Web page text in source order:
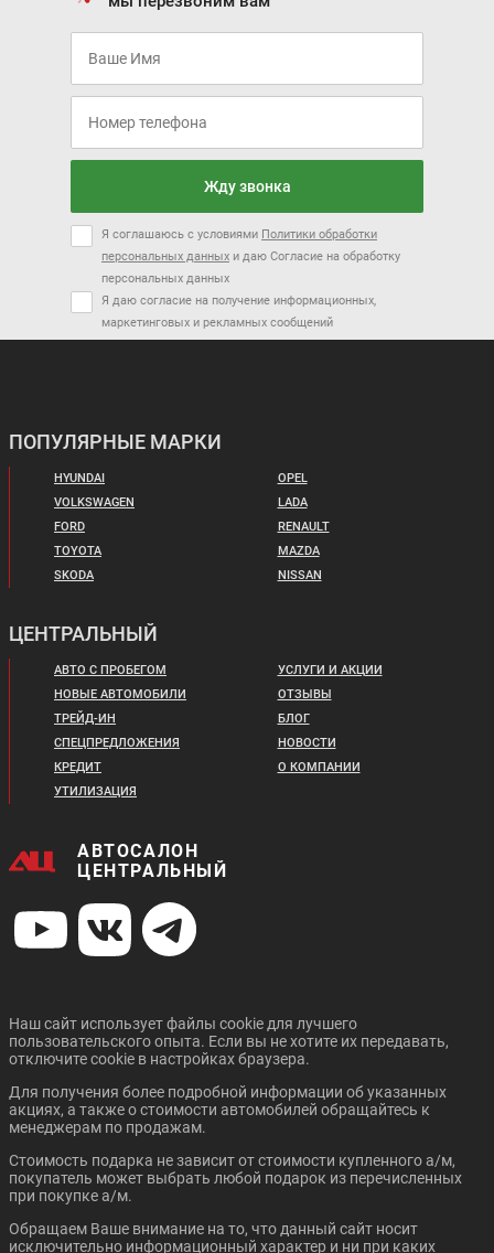
Жду звонка
Я соглашаюсь с условиями Политики обработки
персональных данных и даю Согласие на обработку
персональных данных
Я даю согласие на получение информационных,
маркетинговых и рекламных сообщений
ПОПУЛЯРНЫЕ МАРКИ
HYUNDAI
VOLKSWAGEN
FORD
TOYOTA
SKODA
OPEL
LADA
RENAULT
MAZDA
NISSAN
ЦЕНТРАЛЬНЫЙ
АВТО С ПРОБЕГОМ
НОВЫЕ АВТОМОБИЛИ
ТРЕЙД-ИН
СПЕЦПРЕДЛОЖЕНИЯ
КРЕДИТ
УТИЛИЗАЦИЯ
УСЛУГИ И АКЦИИ
ОТЗЫВЫ
БЛОГ
НОВОСТИ
О КОМПАНИИ
АВТОСАЛОН
ЦЕНТРАЛЬНЫЙ
Наш сайт использует файлы cookie для лучшего
пользовательского опыта. Если вы не хотите их передавать,
отключите cookie в настройках браузера.
Для получения более подробной информации об указанных
акциях, а также о стоимости автомобилей обращайтесь к
менеджерам по продажам.
Стоимость подарка не зависит от стоимости купленного а/м,
покупатель может выбрать любой подарок из перечисленных
при покупке а/м.
Обращаем Ваше внимание на то, что данный сайт носит
исключительно информационный характер и ни при каких